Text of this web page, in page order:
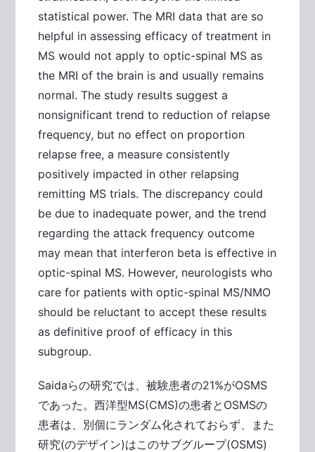
statistical power. The MRI data that are so
helpful in assessing efficacy of treatment in
MS would not apply to optic-spinal MS as
the MRI of the brain is and usually remains
normal. The study results suggest a
nonsignificant trend to reduction of relapse
frequency, but no effect on proportion
relapse free, a measure consistently
positively impacted in other relapsing
remitting MS trials. The discrepancy could
be due to inadequate power, and the trend
regarding the attack frequency outcome
may mean that interferon beta is effective in
optic-spinal MS. However, neurologists who
care for patients with optic-spinal MS/NMO
should be reluctant to accept these results
as definitive proof of efficacy in this
subgroup.
Saidaらの研究では、被験患者の21%がOSMS
であった。西洋型MS(CMS)の患者とOSMSの
患者は、別個にランダム化されておらず、また
研究(のデザイン)はこのサブグループ(OSMS)